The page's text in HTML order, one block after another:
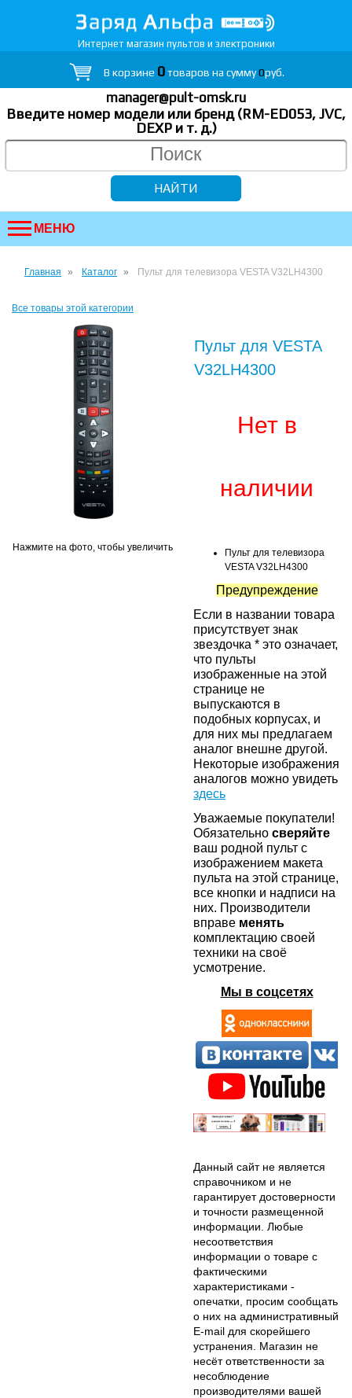
Интернет магазин пультов и электроники
В корзине 0товаров на сумму0руб.
manager@pult-omsk.ru
Введите номер модели или бренд (RM-ED053, JVC,
DEXP и т. д.)
МЕНЮ
Главная Каталог Пульт для телевизора VESTA V32LH4300
Все товары этой категории
Нажмите на фото, чтобы увеличить
Пульт для VESTA
V32LH4300
Нет в
наличии
Пульт для телевизора
VESTA V32LH4300
Предупреждение
Если в названии товара
присутствует знак
звездочка * это означает,
что пульты
изображенные на этой
странице не
выпускаются в
подобных корпусах, и
для них мы предлагаем
аналог внешне другой.
Некоторые изображения
аналогов можно увидеть
здесь
Уважаемые покупатели!
Обязательно сверяйте
ваш родной пульт с
изображением макета
пульта на этой странице,
все кнопки и надписи на
них. Производители
вправе менять
комплектацию своей
техники на своё
усмотрение.
Мы в соцсетях
Данный сайт не является
справочником и не
гарантирует достоверности
и точности размещенной
информации. Любые
несоответствия
информации о товаре с
фактическими
характеристиками -
опечатки, просим сообщать
о них на административный
E-mail для скорейшего
устранения. Магазин не
несёт ответственности за
несоблюдение
производителями вашей